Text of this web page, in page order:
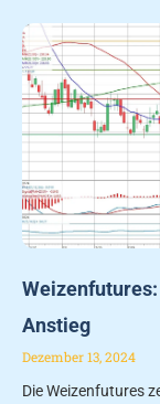
Anstieg
Dezember 13, 2024
Die Weizenfutures